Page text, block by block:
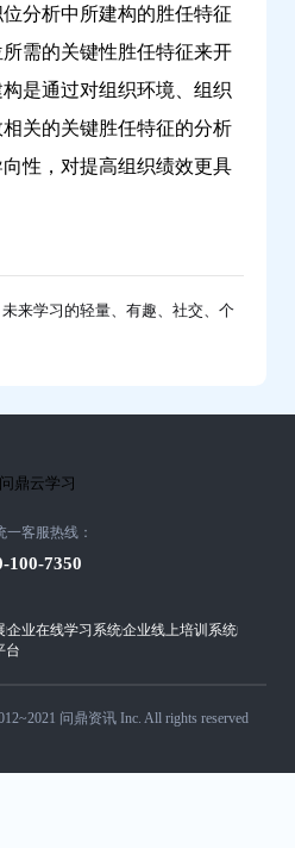
分析中所建构的胜任特征
需的关键性胜任特征来开
是通过对组织环境、组织
关的关键胜任特征的分析
性，对提高组织绩效更具
来学习的轻量、有趣、社交、个
企业在线学习系统企业线上培训系统
台
一客服热线：
100-7350
问鼎资讯 Inc. All rights reserved